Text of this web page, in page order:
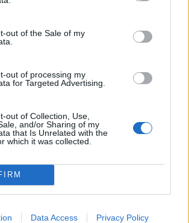
out of the Sale of my
out of processing my
for Targeted Advertising.
out of Collection, Use,
and/or Sharing of my
that Is Unrelated with the
which it was collected.
Data Access Privacy Policy
Viihde
Autot
Digi